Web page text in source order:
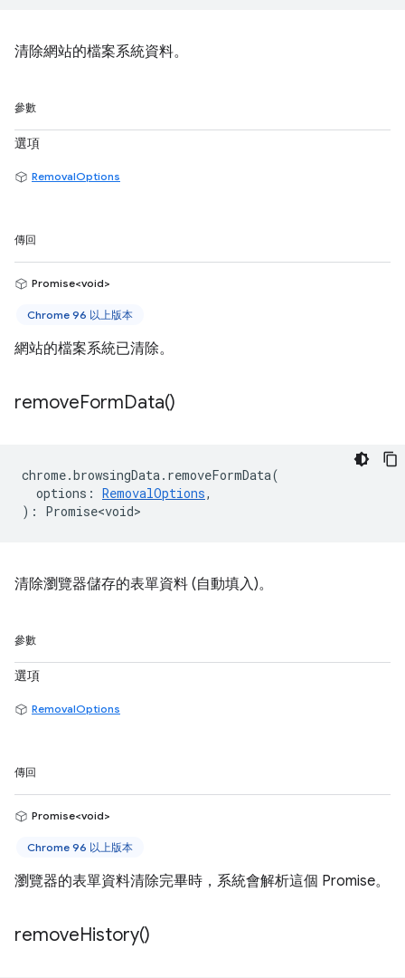
清除網站的檔案系統資料。
參數
選項
RemovalOptions
傳回
Promise<void>
Chrome 96 以上版本
網站的檔案系統已清除。
removeFormData()
chrome.browsingData. removeFormData(
options : RemovalOptions,
) : Promise<void>
清除瀏覽器儲存的表單資料 (自動填入)。
參數
選項
RemovalOptions
傳回
Promise<void>
Chrome 96 以上版本
瀏覽器的表單資料清除完畢時，系統會解析這個 Promise。
removeHistory()